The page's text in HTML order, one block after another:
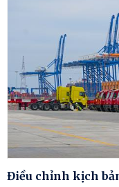
Điều chỉnh kịch